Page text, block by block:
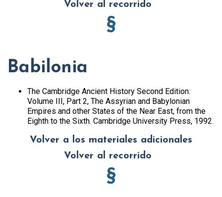
Volver al recorrido
§
Babilonia
The Cambridge Ancient History Second Edition:
Volume III, Part 2, The Assyrian and Babylonian
Empires and other States of the Near East, from the
Eighth to the Sixth. Cambridge University Press, 1992.
Volver a los materiales adicionales
Volver al recorrido
§